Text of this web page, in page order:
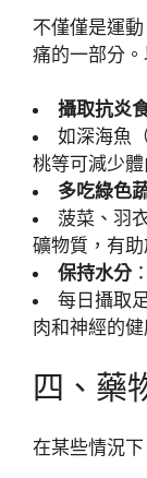
不僅僅是運
痛的一部分。
攝取抗炎
如深海魚
桃等可減少體
多吃綠色
菠菜、羽
礦物質，有
保持水分：
每日攝取
肉和神經的健
四、藥
在某些情況